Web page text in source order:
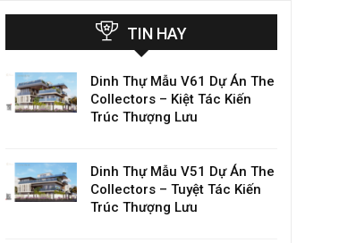
TIN HAY
Dinh Thự Mẫu V61 Dự Án The
Collectors – Kiệt Tác Kiến
Trúc Thượng Lưu
Dinh Thự Mẫu V51 Dự Án The
Collectors – Tuyệt Tác Kiến
Trúc Thượng Lưu